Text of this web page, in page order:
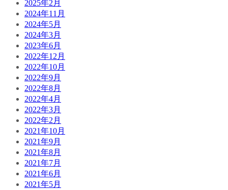
2025年2月
2024年11月
2024年5月
2024年3月
2023年6月
2022年12月
2022年10月
2022年9月
2022年8月
2022年4月
2022年3月
2022年2月
2021年10月
2021年9月
2021年8月
2021年7月
2021年6月
2021年5月